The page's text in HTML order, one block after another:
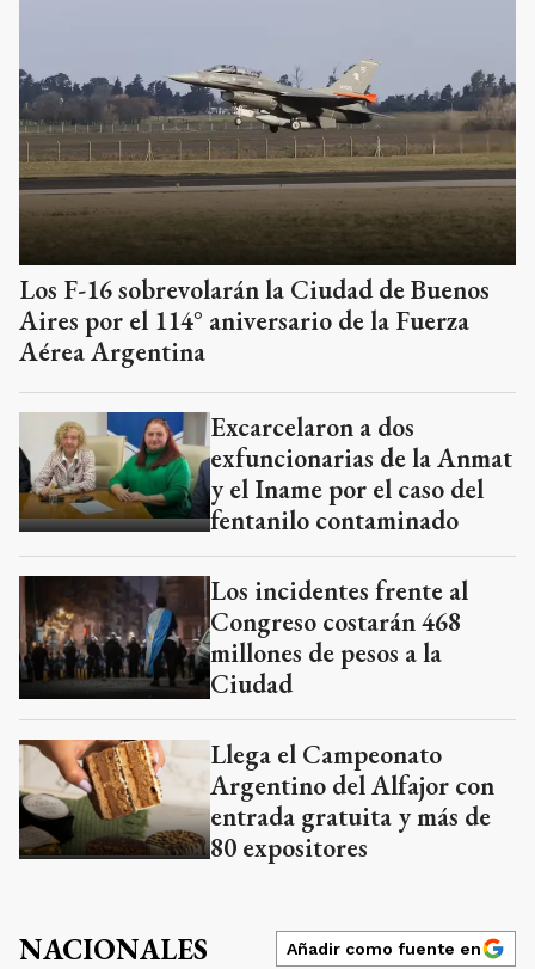
Los F-16 sobrevolarán la Ciudad de Buenos
Aires por el 114° aniversario de la Fuerza
Aérea Argentina
Excarcelaron a dos
exfuncionarias de la Anmat
y el Iname por el caso del
fentanilo contaminado
Los incidentes frente al
Congreso costarán 468
millones de pesos a la
Ciudad
Llega el Campeonato
Argentino del Alfajor con
entrada gratuita y más de
80 expositores
NACIONALES Añadir como fuente en